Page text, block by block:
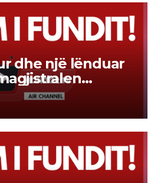
dhe një lënduar